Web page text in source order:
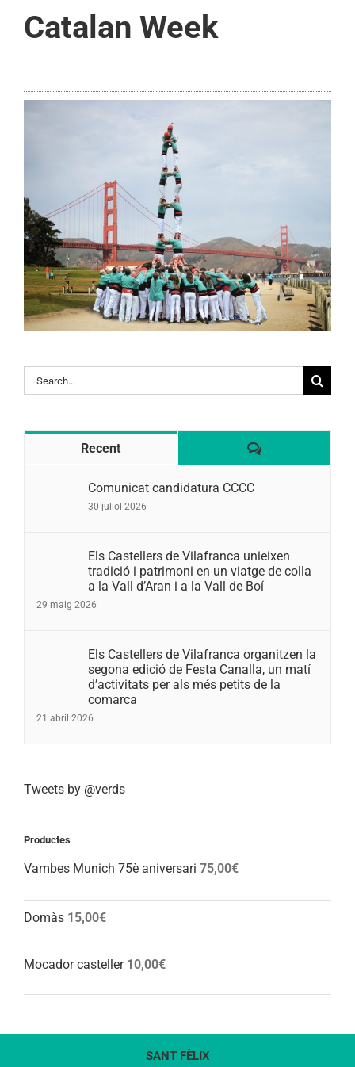
Catalan Week
Search
for:
Recent Comentaris
Comunicat candidatura CCCC
30 juliol 2026
Els Castellers de Vilafranca unieixen
tradició i patrimoni en un viatge de colla
a la Vall d’Aran i a la Vall de Boí
29 maig 2026
Els Castellers de Vilafranca organitzen la
segona edició de Festa Canalla, un matí
d’activitats per als més petits de la
comarca
21 abril 2026
Tweets by @verds
Productes
Vambes Munich 75è aniversari 75,00€
Domàs 15,00€
Mocador casteller 10,00€
SANT FÈLIX